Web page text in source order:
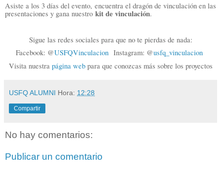
Asiste a los 3 días del evento, encuentra el dragón de vinculación en las
presentaciones y gana nuestro kit de vinculación.
Sigue las redes sociales para que no te pierdas de nada:
Facebook: @USFQVinculacion Instagram: @usfq_vinculacion
Visita nuestra página webpara que conozcas más sobre los proyectos
USFQ ALUMNI Hora: 12:28
Compartir
No hay comentarios:
Publicar un comentario